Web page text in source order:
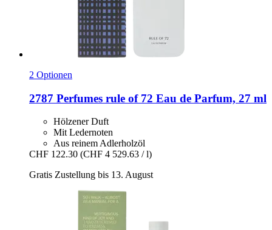
2 Optionen
2787 Perfumes rule of 72 Eau de Parfum, 27 ml
Hölzener Duft
Mit Ledernoten
Aus reinem Adlerholzöl
CHF 122.30 (CHF 4 529.63 / l)
Gratis Zustellung bis 13. August